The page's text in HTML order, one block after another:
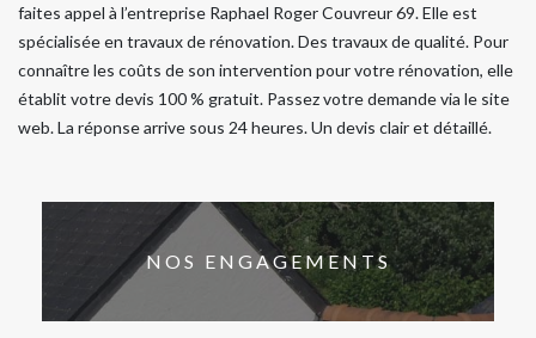
faites appel à l’entreprise Raphael Roger Couvreur 69. Elle est
spécialisée en travaux de rénovation. Des travaux de qualité. Pour
connaître les coûts de son intervention pour votre rénovation, elle
établit votre devis 100 % gratuit. Passez votre demande via le site
web. La réponse arrive sous 24 heures. Un devis clair et détaillé.
NOS ENGAGEMENTS